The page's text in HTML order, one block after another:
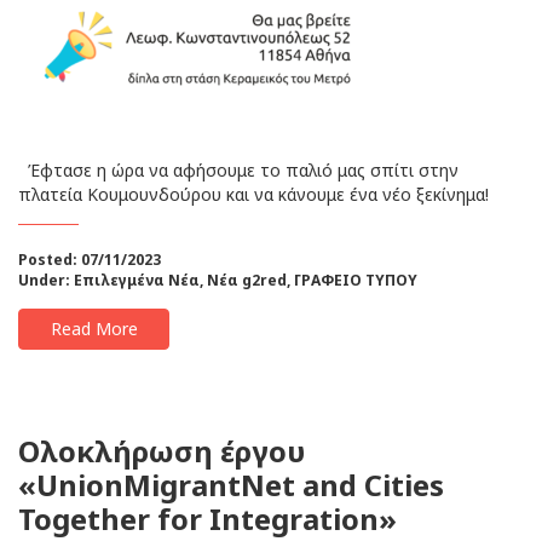
Έφτασε η ώρα να αφήσουμε το παλιό μας σπίτι στην
πλατεία Κουμουνδούρου και να κάνουμε ένα νέο ξεκίνημα!
Posted: 07/11/2023
Under: Επιλεγμένα Νέα, Νέα g2red, ΓΡΑΦΕΙΟ ΤΥΠΟΥ
Read More
Ολοκλήρωση έργου
«UnionMigrantNet and Cities
Together for Integration»